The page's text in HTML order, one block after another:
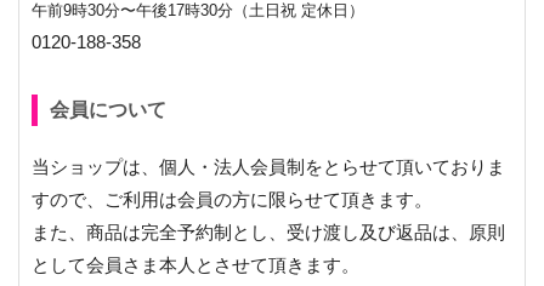
午前9時30分〜午後17時30分（土日祝 定休日）
0120-188-358
会員について
当ショップは、個人・法人会員制をとらせて頂いておりま
すので、ご利用は会員の方に限らせて頂きます。
また、商品は完全予約制とし、受け渡し及び返品は、原則
として会員さま本人とさせて頂きます。